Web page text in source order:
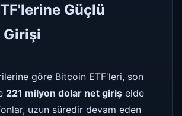
Güçlü
Girişi
göre Bitcoin ETF'leri, son
221 milyon dolar net giriş elde
uzun süredir devam eden